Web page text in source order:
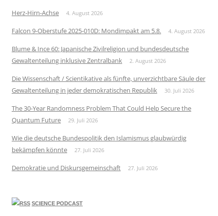
Herz-Hirn-Achse 4. August 2026
Falcon 9-Oberstufe 2025-010D: Mondimpakt am 5.8. 4. August 2026
Blume & Ince 60: Japanische Zivilreligion und bundesdeutsche
Gewaltenteilung inklusive Zentralbank
2. August 2026
Die Wissenschaft / Scientikative als fünfte, unverzichtbare Säule der
Gewaltenteilung in jeder demokratischen Republik
30. Juli 2026
The 30-Year Randomness Problem That Could Help Secure the
Quantum Future
29. Juli 2026
Wie die deutsche Bundespolitik den Islamismus glaubwürdig
bekämpfen könnte
27. Juli 2026
Demokratie und Diskursgemeinschaft 27. Juli 2026
SCIENCE PODCAST